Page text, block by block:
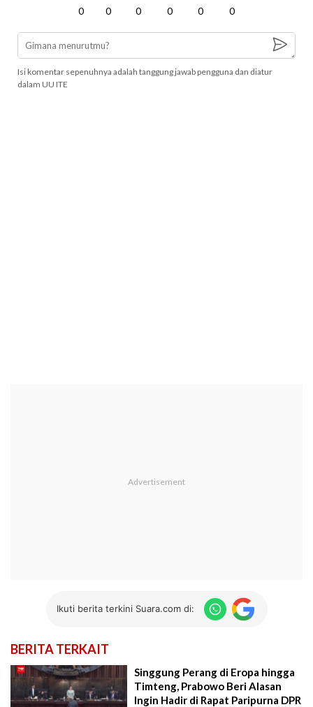
0 0 0 0 0 0
Isi komentar sepenuhnya adalah tanggung jawab pengguna dan diatur
dalam UU ITE
Ikuti berita terkini Suara.com di:
BERITA TERKAIT
Singgung Perang di Eropa hingga
Timteng, Prabowo Beri Alasan
Ingin Hadir di Rapat Paripurna DPR